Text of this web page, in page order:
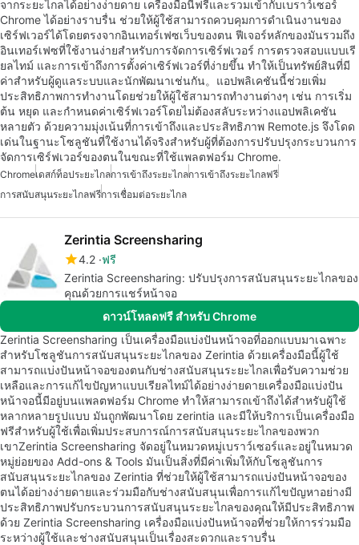
จากระยะไกลได้อย่างง่ายดาย เครื่องมือนี้ฟรีและรวมเข้ากับเบราว์เซอร์
Chrome ได้อย่างราบรื่น ช่วยให้ผู้ใช้สามารถควบคุมการดำเนินงานของ
เซิร์ฟเวอร์ได้โดยตรงจากอินเทอร์เฟซเว็บของตน ฟีเจอร์หลักของมันรวมถึง
อินเทอร์เฟซที่ใช้งานง่ายสำหรับการจัดการเซิร์ฟเวอร์ การตรวจสอบแบบเรี
ยลไทม์ และการเข้าถึงการตั้งค่าเซิร์ฟเวอร์ที่ง่ายขึ้น ทำให้เป็นทรัพย์สินที่มี
ค่าสำหรับผู้ดูแลระบบและนักพัฒนาเช่นกัน。แอปพลิเคชันนี้ช่วยเพิ่ม
ประสิทธิภาพการทำงานโดยช่วยให้ผู้ใช้สามารถทำงานต่างๆ เช่น การเริ่ม
ต้น หยุด และกำหนดค่าเซิร์ฟเวอร์โดยไม่ต้องสลับระหว่างแอปพลิเคชัน
หลายตัว ด้วยความมุ่งเน้นที่การเข้าถึงและประสิทธิภาพ Remote.js จึงโดด
เด่นในฐานะโซลูชันที่ใช้งานได้จริงสำหรับผู้ที่ต้องการปรับปรุงกระบวนการ
จัดการเซิร์ฟเวอร์ของตนในขณะที่ใช้แพลตฟอร์ม Chrome.
Chromeเดสก์ท็อประยะไกลการเข้าถึงระยะไกลการเข้าถึงระยะไกลฟรี
การสนับสนุนระยะไกลฟรีการเชื่อมต่อระยะไกล
Zerintia Screensharing
4.2 ฟรี
Zerintia Screensharing: ปรับปรุงการสนับสนุนระยะไกลของ
คุณด้วยการแชร์หน้าจอ
ดาวน์โหลดฟรี สำหรับ Chrome
Zerintia Screensharing เป็นเครื่องมือแบ่งปันหน้าจอที่ออกแบบมาเฉพาะ
สำหรับโซลูชันการสนับสนุนระยะไกลของ Zerintia ด้วยเครื่องมือนี้ผู้ใช้
สามารถแบ่งปันหน้าจอของตนกับช่างสนับสนุนระยะไกลเพื่อรับความช่วย
เหลือและการแก้ไขปัญหาแบบเรียลไทม์ได้อย่างง่ายดายเครื่องมือแบ่งปัน
หน้าจอนี้มีอยู่บนแพลตฟอร์ม Chrome ทำให้สามารถเข้าถึงได้สำหรับผู้ใช้
หลากหลายรูปแบบ มันถูกพัฒนาโดย zerintia และมีให้บริการเป็นเครื่องมือ
ฟรีสำหรับผู้ใช้เพื่อเพิ่มประสบการณ์การสนับสนุนระยะไกลของพวก
เขาZerintia Screensharing จัดอยู่ในหมวดหมู่เบราว์เซอร์และอยู่ในหมวด
หมู่ย่อยของ Add-ons & Tools มันเป็นสิ่งที่มีค่าเพิ่มให้กับโซลูชันการ
สนับสนุนระยะไกลของ Zerintia ที่ช่วยให้ผู้ใช้สามารถแบ่งปันหน้าจอของ
ตนได้อย่างง่ายดายและร่วมมือกับช่างสนับสนุนเพื่อการแก้ไขปัญหาอย่างมี
ประสิทธิภาพปรับกระบวนการสนับสนุนระยะไกลของคุณให้มีประสิทธิภาพ
ด้วย Zerintia Screensharing เครื่องมือแบ่งปันหน้าจอที่ช่วยให้การร่วมมือ
ระหว่างผู้ใช้และช่างสนับสนุนเป็นเรื่องสะดวกและราบรื่น